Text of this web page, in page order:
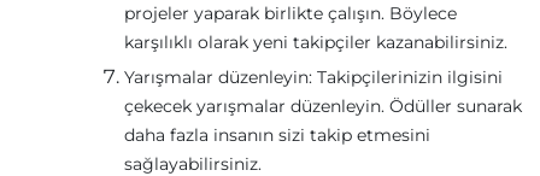
projeler yaparak birlikte çalışın. Böylece
karşılıklı olarak yeni takipçiler kazanabilirsiniz.
Yarışmalar düzenleyin: Takipçilerinizin ilgisini
çekecek yarışmalar düzenleyin. Ödüller sunarak
daha fazla insanın sizi takip etmesini
sağlayabilirsiniz.